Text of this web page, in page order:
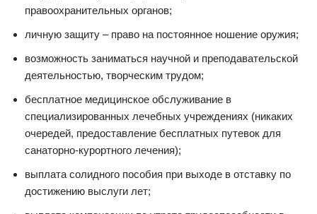
правоохранительных органов;
личную защиту – право на постоянное ношение оружия;
возможность заниматься научной и преподавательской
деятельностью, творческим трудом;
бесплатное медицинское обслуживание в
специализированных лечебных учреждениях (никаких
очередей, предоставление бесплатных путевок для
санаторно-курортного лечения);
выплата солидного пособия при выходе в отставку по
достижению выслуги лет;